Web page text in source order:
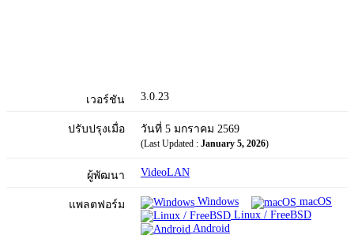
เวอร์ชัน 3.0.23
ปรับปรุงเมื่อ วันที่ 5 มกราคม 2569
(Last Updated : January 5, 2026)
ผู้พัฒนา VideoLAN
แพลตฟอร์ม Windows
macOS
Linux / FreeBSD
Android